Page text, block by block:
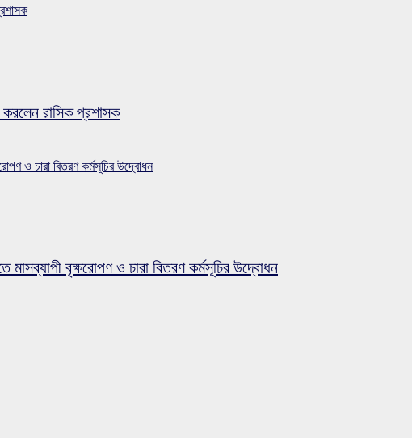
করলেন রাসিক প্রশাসক
ও চারা বিতরণ কর্মসূচির উদ্বোধন
মাসব্যাপী বৃক্ষরোপণ ও চারা বিতরণ কর্মসূচির উদ্বোধন